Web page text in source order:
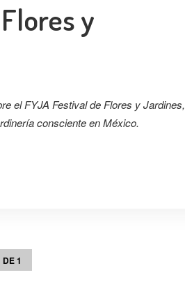
y
el FYJA Festival de Flores y Jardines,
consciente en México.
1